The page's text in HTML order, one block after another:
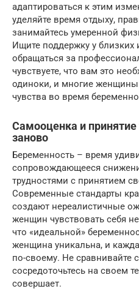
адаптироваться к этим
уделяйте время отдыху,
занимайтесь умеренной
Ищите поддержку у близких
обращаться за
чувствуете, что вам это
одиноки, и многие
чувства во время
Самооценка и
заново
Беременность – время
сопровождающееся
трудностями с принятием
Современные стандарты
создают нереалистичные
женщин чувствовать себя
что «идеальной»
женщина уникальна, и
по-своему. Не сравнивайте
сосредоточьтесь на своем
совершает.